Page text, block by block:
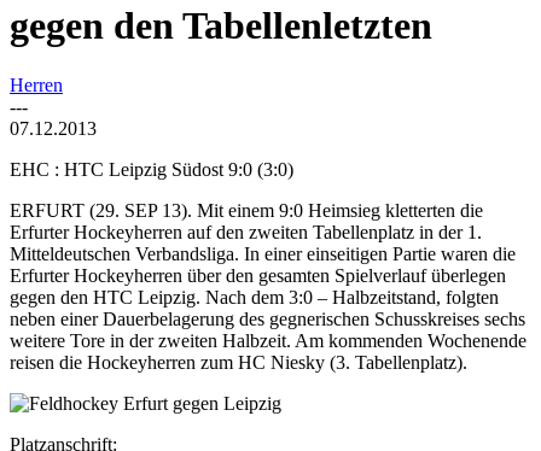
gegen den Tabellenletzten
Herren
---
07.12.2013
EHC : HTC Leipzig Südost 9:0 (3:0)
ERFURT (29. SEP 13). Mit einem 9:0 Heimsieg kletterten die
Erfurter Hockeyherren auf den zweiten Tabellenplatz in der 1.
Mitteldeutschen Verbandsliga. In einer einseitigen Partie waren die
Erfurter Hockeyherren über den gesamten Spielverlauf überlegen
gegen den HTC Leipzig. Nach dem 3:0 – Halbzeitstand, folgten
neben einer Dauerbelagerung des gegnerischen Schusskreises sechs
weitere Tore in der zweiten Halbzeit. Am kommenden Wochenende
reisen die Hockeyherren zum HC Niesky (3. Tabellenplatz).
Platzanschrift: